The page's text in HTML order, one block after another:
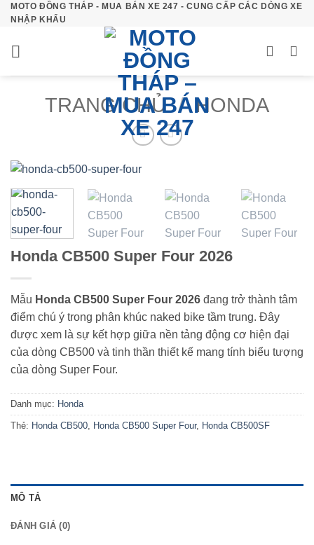
Bỏ
qua
nội
dung
MOTO ĐỒNG THÁP - MUA BÁN XE 247 - CUNG CẤP CÁC DÒNG XE
NHẬP KHẨU
TRANG CHỦ / HONDA
Honda CB500 Super Four 2026
Mẫu Honda CB500 Super Four 2026 đang trở thành tâm
điểm chú ý trong phân khúc naked bike tầm trung. Đây
được xem là sự kết hợp giữa nền tảng động cơ hiện đại
của dòng CB500 và tinh thần thiết kế mang tính biểu tượng
của dòng Super Four.
Danh mục: Honda
Thẻ: Honda CB500, Honda CB500 Super Four, Honda CB500SF
MÔ TẢ
ĐÁNH GIÁ (0)